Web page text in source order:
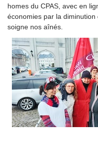
homes du CPAS, avec en
économies par la diminution
soigne nos aînés.